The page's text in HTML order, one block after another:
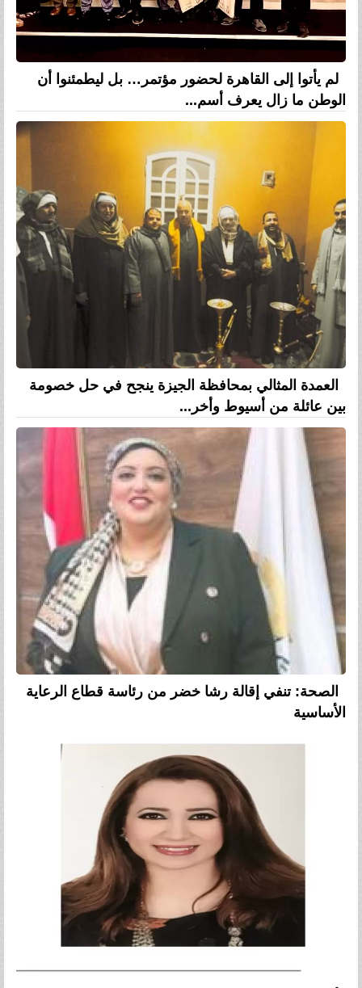
لم يأتوا إلى القاهرة لحضور مؤتمر… بل ليطمئنوا أن
الوطن ما زال يعرف أسم...
العمدة المثالي بمحافظة الجيزة ينجح في حل خصومة
بين عائلة من أسيوط وأخر...
الصحة: تنفي إقالة رشا خضر من رئاسة قطاع الرعاية
الأساسية